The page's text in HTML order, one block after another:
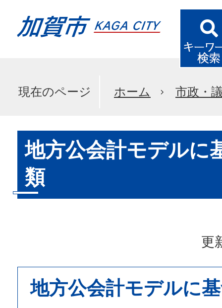
現在のページ ホーム 市政・
地方公会計モデルに
類
更
地方公会計モデルに